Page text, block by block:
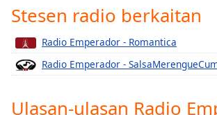
Playback
Chapters
Descriptions
Stesen radio berkaitan
Radio Emperador - Romantica
Radio Emperador -
Ulasan-ulasan Radio